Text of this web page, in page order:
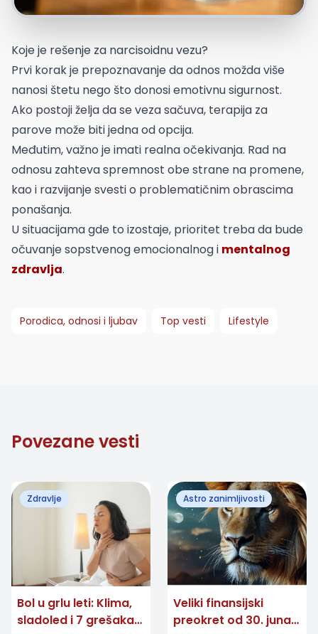
Koje je rešenje za narcisoidnu vezu?
Prvi korak je prepoznavanje da odnos možda više
nanosi štetu nego što donosi emotivnu sigurnost.
Ako postoji želja da se veza sačuva, terapija za
parove može biti jedna od opcija.
Međutim, važno je imati realna očekivanja. Rad na
odnosu zahteva spremnost obe strane na promene,
kao i razvijanje svesti o problematičnim obrascima
ponašanja.
U situacijama gde to izostaje, prioritet treba da bude
očuvanje sopstvenog emocionalnog i mentalnog
zdravlja.
Porodica, odnosi i ljubav Top vesti Lifestyle
Povezane vesti
Zdravlje
Bol u grlu leti: Klima,
sladoled i 7 grešaka
Astro zanimljivosti
Veliki finansijski
preokret od 30. juna: